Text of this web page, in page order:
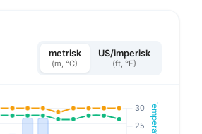
metrisk
(m, °C)
US/imperisk
(ft, °F)